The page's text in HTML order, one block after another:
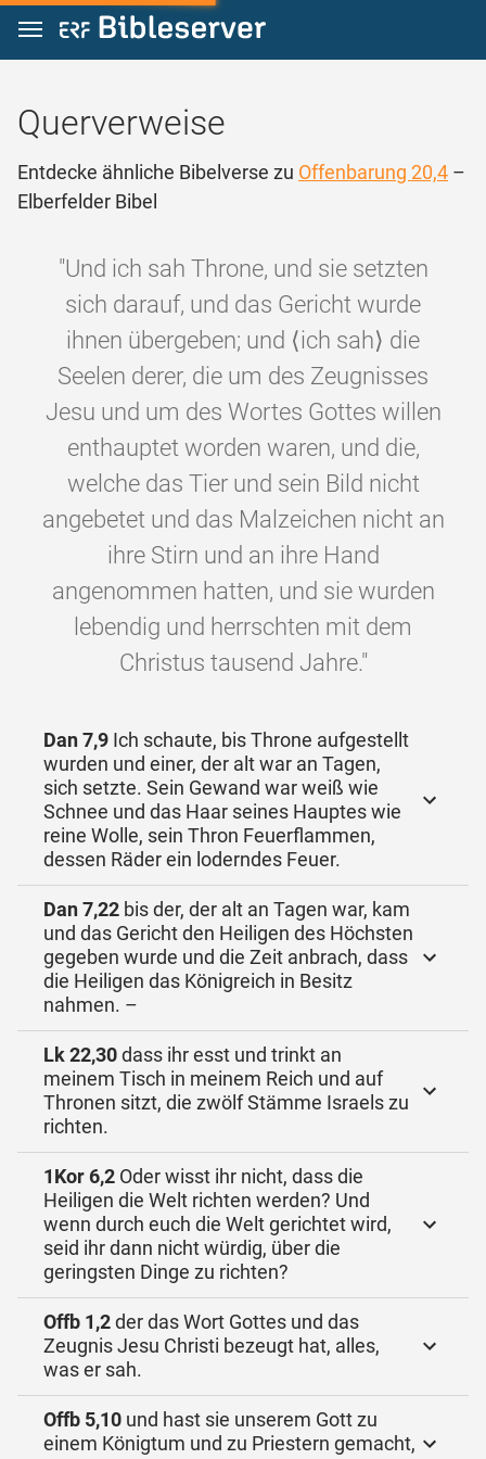
Zum Inhalt springen
Querverweise
Entdecke ähnliche Bibelverse zu Offenbarung 20,4 –
Elberfelder Bibel
"Und ich sah Throne, und sie setzten
sich darauf, und das Gericht wurde
ihnen übergeben; und ⟨ich sah⟩ die
Seelen derer, die um des Zeugnisses
Jesu und um des Wortes Gottes willen
enthauptet worden waren, und die,
welche das Tier und sein Bild nicht
angebetet und das Malzeichen nicht an
ihre Stirn und an ihre Hand
angenommen hatten, und sie wurden
lebendig und herrschten mit dem
Christus tausend Jahre."
Dan 7,9 Ich schaute, bis Throne aufgestellt
wurden und einer, der alt war an Tagen,
sich setzte. Sein Gewand war weiß wie
Schnee und das Haar seines Hauptes wie
reine Wolle, sein Thron Feuerflammen,
dessen Räder ein loderndes Feuer.
Dan 7,22 bis der, der alt an Tagen war, kam
und das Gericht den Heiligen des Höchsten
gegeben wurde und die Zeit anbrach, dass
die Heiligen das Königreich in Besitz
nahmen. –
Lk 22,30dass ihr esst und trinkt an
meinem Tisch in meinem Reich und auf
Thronen sitzt, die zwölf Stämme Israels zu
richten.
1Kor 6,2 Oder wisst ihr nicht, dass die
Heiligen die Welt richten werden? Und
wenn durch euch die Welt gerichtet wird,
seid ihr dann nicht würdig, über die
geringsten Dinge zu richten?
Offb 1,2der das Wort Gottes und das
Zeugnis Jesu Christi bezeugt hat, alles,
was er sah.
Offb 5,10 und hast sie unserem Gott zu
einem Königtum und zu Priestern gemacht,